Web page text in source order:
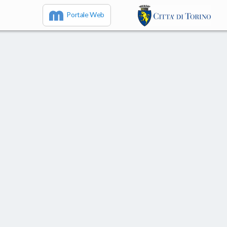
Portale Web